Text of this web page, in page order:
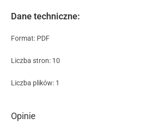
Dane techniczne:
Format: PDF
Liczba stron: 10
Liczba plików: 1
Opinie